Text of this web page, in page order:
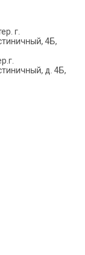
г.
4Б,
д. 4Б,